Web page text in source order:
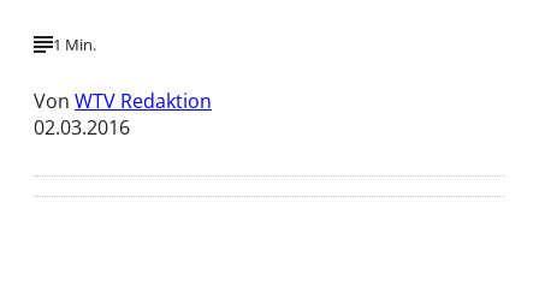
1 Min.
Von WTV Redaktion
02.03.2016